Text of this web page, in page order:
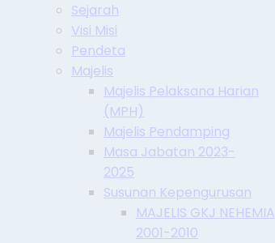
Sejarah
Visi Misi
Pendeta
Majelis
Majelis Pelaksana Harian
(MPH)
Majelis Pendamping
Masa Jabatan 2023-
2025
Susunan Kepengurusan
MAJELIS GKJ NEHEMIA
2001-2010